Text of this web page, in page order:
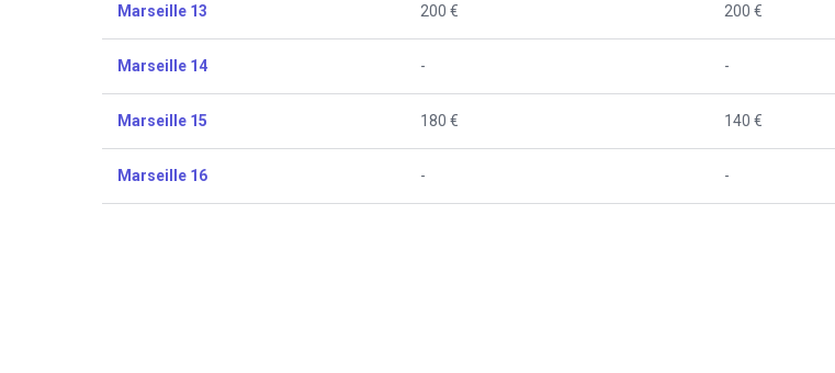
Marseille 13 200 € 200 €
Marseille 14 - -
Marseille 15 180 € 140 €
Marseille 16 - -